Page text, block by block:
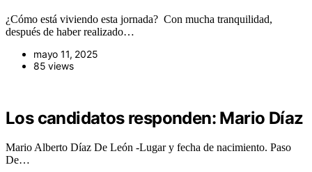
¿Cómo está viviendo esta jornada? Con mucha tranquilidad,
después de haber realizado…
mayo 11, 2025
85 views
Los candidatos responden: Mario Díaz
Mario Alberto Díaz De León -Lugar y fecha de nacimiento. Paso
De…